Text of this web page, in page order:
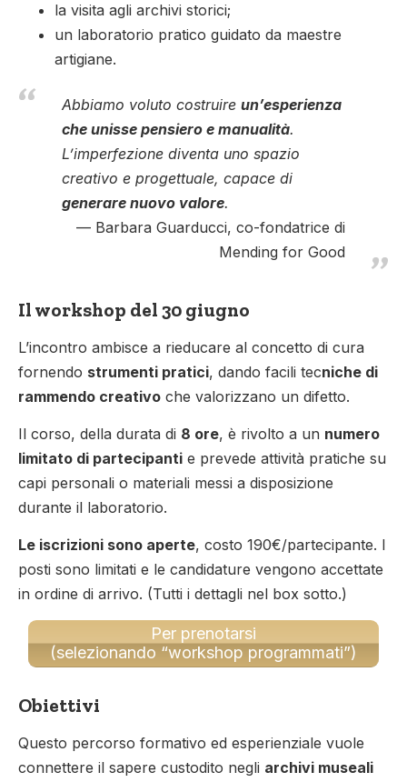
la visita agli archivi storici;
un laboratorio pratico guidato da maestre
artigiane.
Abbiamo voluto costruire un’esperienza
che unisse pensiero e manualità.
L’imperfezione diventa uno spazio
creativo e progettuale, capace di
generare nuovo valore.
Barbara Guarducci, co-fondatrice di
Mending for Good
Il workshop del 30 giugno
L’incontro ambisce a rieducare al concetto di cura
fornendo strumenti pratici, dando facili tecniche di
rammendo creativo che valorizzano un difetto.
Il corso, della durata di 8 ore, è rivolto a un numero
limitato di partecipanti e prevede attività pratiche su
capi personali o materiali messi a disposizione
durante il laboratorio.
Le iscrizioni sono aperte, costo 190€/partecipante. I
posti sono limitati e le candidature vengono accettate
in ordine di arrivo. (Tutti i dettagli nel box sotto.)
Per prenotarsi
(selezionando “workshop programmati”)
Obiettivi
Questo percorso formativo ed esperienziale vuole
connettere il sapere custodito negli archivi museali